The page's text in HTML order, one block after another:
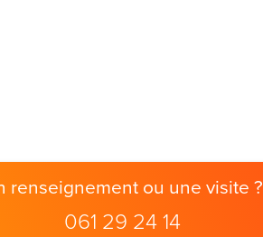
renseignement ou une visite ?
061 29 24 14